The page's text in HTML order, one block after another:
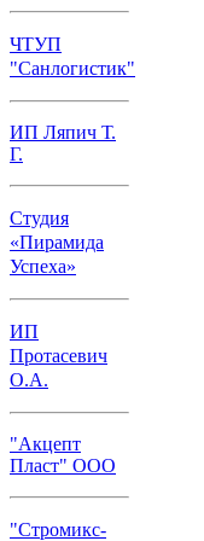
ЧТУП
"Санлогистик"
ИП Ляпич Т.
Г.
Студия
«Пирамида
Успеха»
ИП
Протасевич
О.А.
"Акцепт
Пласт" ООО
"Стромикс-